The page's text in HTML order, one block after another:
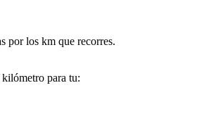
por los km que recorres.
para tu: